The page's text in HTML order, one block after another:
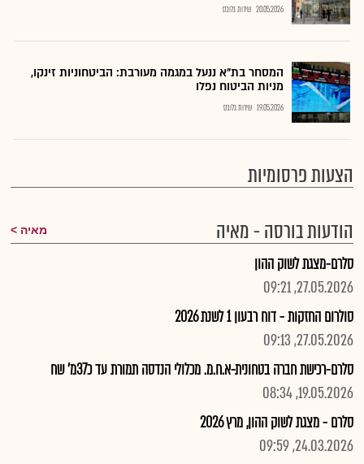
20.05.2026 שירות גלובס
המסחר בת"א ננעל במגמה מעורבת: הביטחוניות זינקו,
מניות הביטוח נפלו
19.05.2026 שירות גלובס
הצעות פרסומיות
הודעות בורסה - מאיה
מאיה
סלרם-מצגת לשוק ההון
27.05.2026, 09:21
סולרום החזקות - דוח רבעון 1 לשנת 2026
27.05.2026, 09:13
סלרם-רכישת חברה בטחונית-א.ח.מ. מכלולי הנדסה תמורת עד כ37מ' שח
19.05.2026, 08:34
סלרם - מצגת לשוק ההון, מרץ 2026
24.03.2026, 09:59